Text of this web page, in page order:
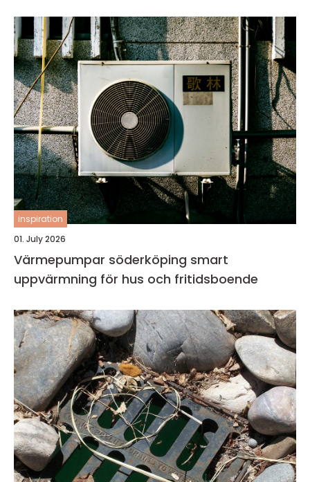
inspiration
01. July 2026
Värmepumpar söderköping smart
uppvärmning för hus och fritidsboende